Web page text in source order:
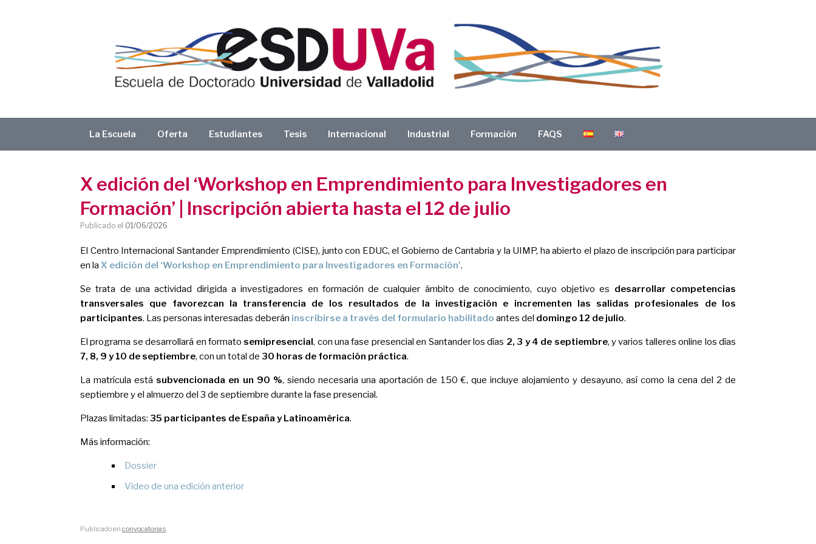
La Escuela Oferta Estudiantes Tesis Internacional Industrial Formación FAQS
X edición del ‘Workshop en Emprendimiento para Investigadores en
Formación’ | Inscripción abierta hasta el 12 de julio
Publicado el 01/06/2026
El Centro Internacional Santander Emprendimiento (CISE), junto con EDUC, el Gobierno de Cantabria y la UIMP, ha abierto el plazo de inscripción para participar
en la X edición del ‘Workshop en Emprendimiento para Investigadores en Formación’.
Se trata de una actividad dirigida a investigadores en formación de cualquier ámbito de conocimiento, cuyo objetivo es desarrollar competencias
transversales que favorezcan la transferencia de los resultados de la investigación e incrementen las salidas profesionales de los
participantes. Las personas interesadas deberán inscribirse a través del formulario habilitado antes del domingo 12 de julio.
El programa se desarrollará en formato semipresencial, con una fase presencial en Santander los días 2, 3 y 4 de septiembre, y varios talleres online los días
7, 8, 9 y 10 de septiembre, con un total de 30 horas de formación práctica.
La matrícula está subvencionada en un 90 %, siendo necesaria una aportación de 150 €, que incluye alojamiento y desayuno, así como la cena del 2 de
septiembre y el almuerzo del 3 de septiembre durante la fase presencial.
Plazas limitadas: 35 participantes de España y Latinoamérica.
Más información:
Dossier
Vídeo de una edición anterior
Publicado en convocatorias